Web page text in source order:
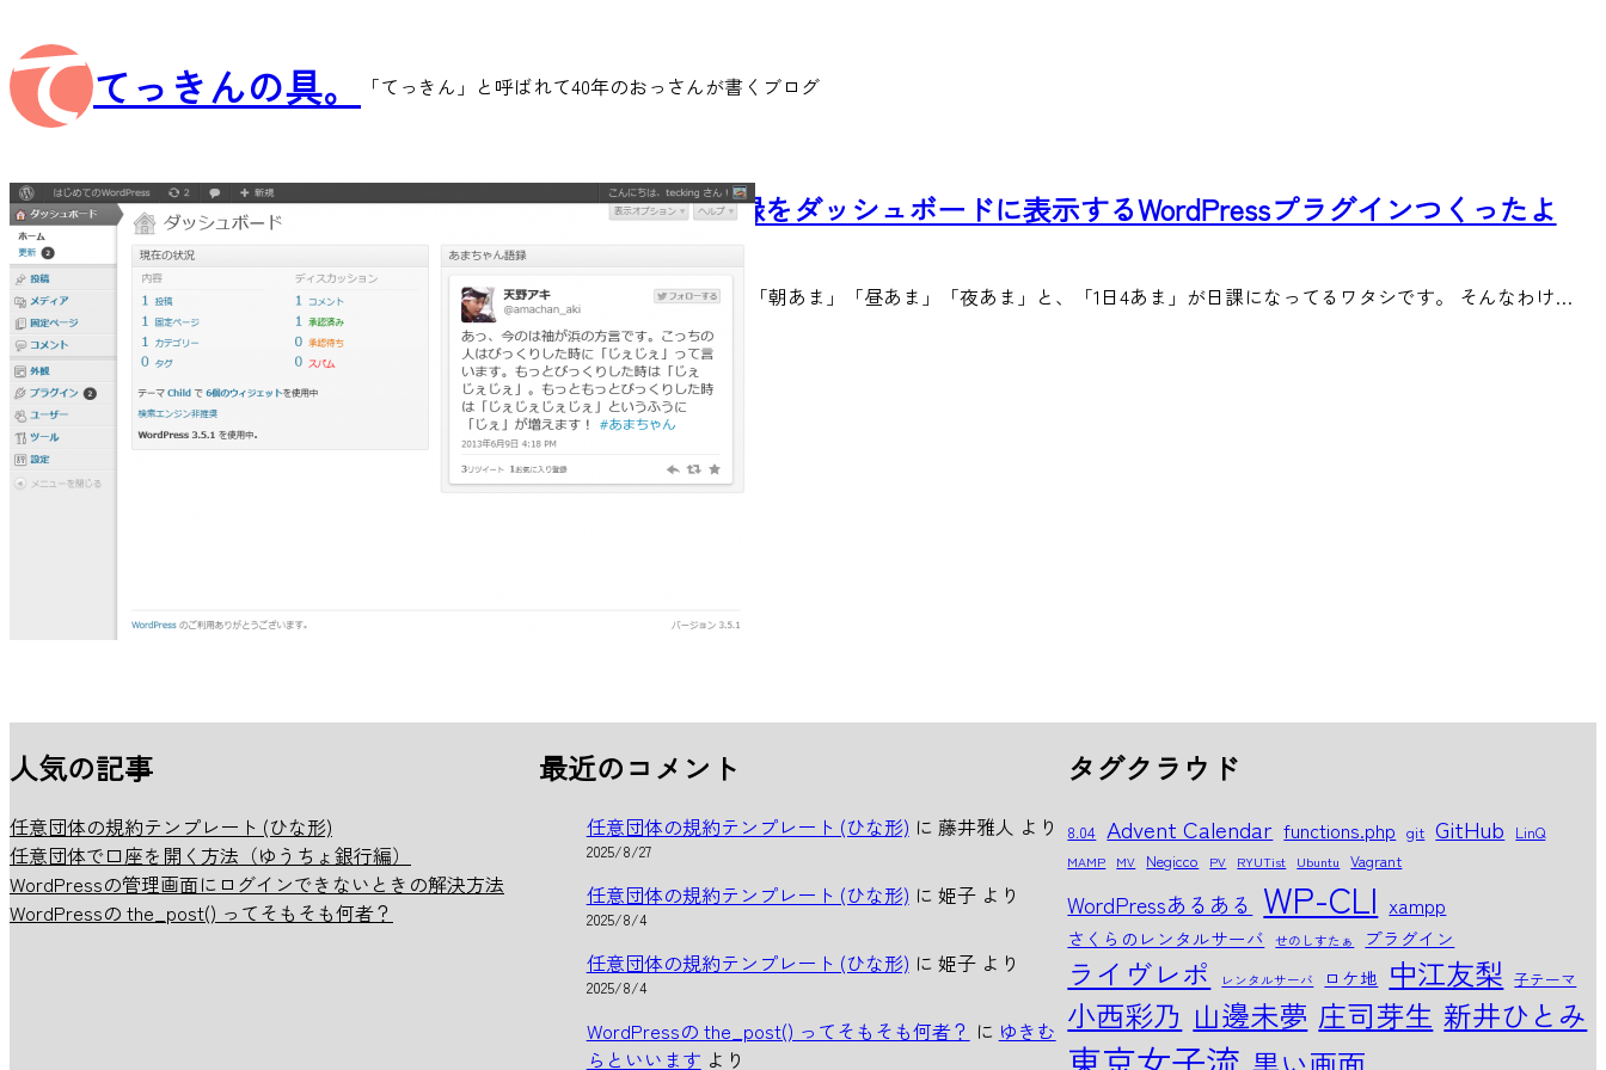
容
を
ス
プ
てっきんの具。 「てっきん」と呼ばれて40年のおっさんが書くブログ
#あまちゃん 語録をダッシュボードに表示するWordPressプラグインつくったよ
こんにちは。「早あま」「朝あま」「昼あま」「夜あま」と、「1日4あま」が日課になってるワタシです。 そんなわけ…
READ MORE
人気の記事
任意団体の規約テンプレート (ひな形)
任意団体で口座を開く方法（ゆうちょ銀行編）
WordPressの管理画面にログインできないときの解決方法
WordPressの the_post() ってそもそも何者？
最近のコメント
任意団体の規約テンプレート (ひな形) に 藤井雅人 より
2025/8/27
任意団体の規約テンプレート (ひな形) に 姫子より
2025/8/4
任意団体の規約テンプレート (ひな形) に 姫子より
2025/8/4
WordPressの the_post() ってそもそも何者？ に ゆきむ
らといいます より
タグクラウド
8.04 Advent Calendar functions.php git GitHub LinQ
MAMP MV Negicco PV RYUTist Ubuntu Vagrant
WordPressあるある WP-CLI xampp
さくらのレンタルサーバ せのしすたぁ プラグイン
ライヴレポ レンタルサーバ ロケ地 中江友梨 子テーマ
小西彩乃 山邊未夢 庄司芽生 新井ひとみ